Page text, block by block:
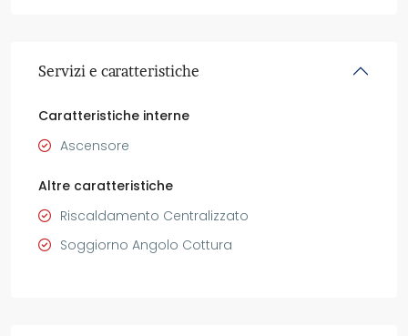
Servizi e caratteristiche
Caratteristiche interne
Ascensore
Altre caratteristiche
Riscaldamento Centralizzato
Soggiorno Angolo Cottura